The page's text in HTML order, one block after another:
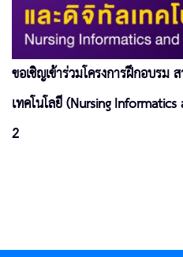
ขอเชิญเข้าร่วมโครงการฝึกอบรม
เทคโนโลยี (Nursing
2